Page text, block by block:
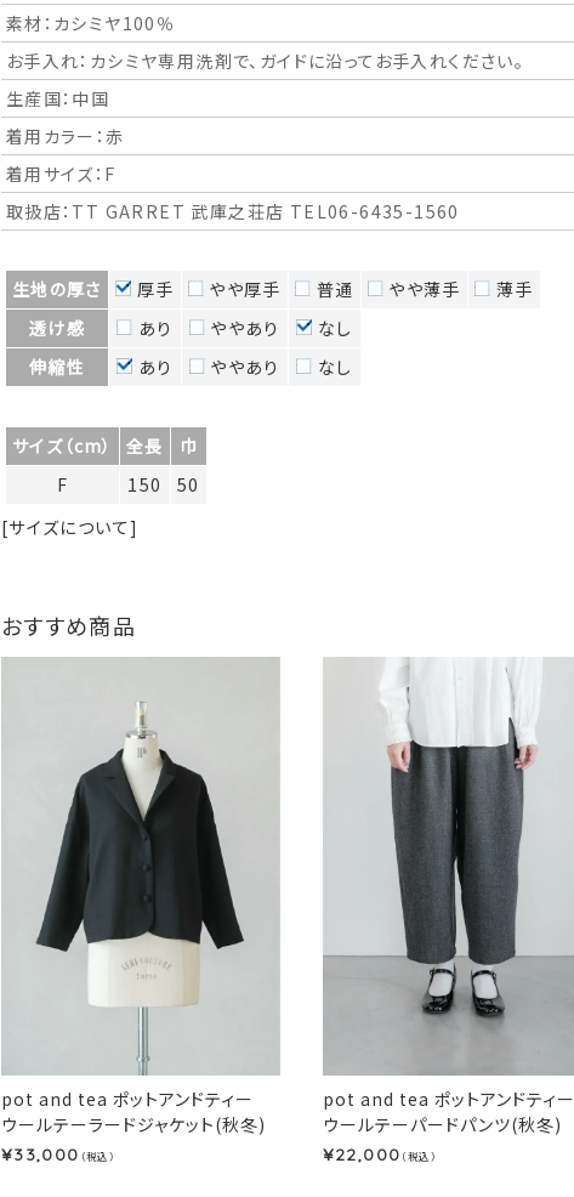
素材：カシミヤ100％
お手入れ：カシミヤ専用洗剤で、ガイドに沿ってお手入れください。
生産国：中国
着用カラー：赤
着用サイズ：F
取扱店：TT GARRET 武庫之荘店 TEL06-6435-1560
生地の厚さ 厚手 やや厚手 普通 やや薄手
薄手
透け感
あり ややあり
なし
伸縮性
あり ややあり なし
サイズ（cm） 全長
巾
F
150
50
[サイズについて]
おすすめ商品
pot and tea ポットアンドティー
ウールテーラードジャケット(秋冬)
¥33,000 （税込）
pot and tea ポットアンドティー
ウールテーパードパンツ(秋冬)
¥22,000 （税込）